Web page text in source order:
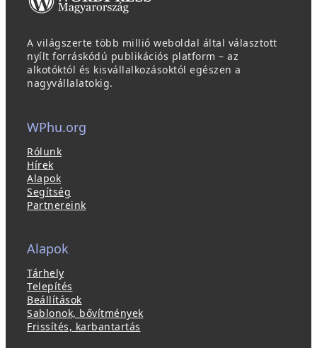
A világszerte több millió weboldal által választott
nyílt forráskódú publikációs platform – az
alkotóktól és kisvállalkozásoktól egészen a
nagyvállalatokig.
WPhu.org
Rólunk
Hírek
Alapok
Segítség
Partnereink
Alapok
Tárhely
Telepítés
Beállítások
Sablonok, bővítmények
Frissítés, karbantartás